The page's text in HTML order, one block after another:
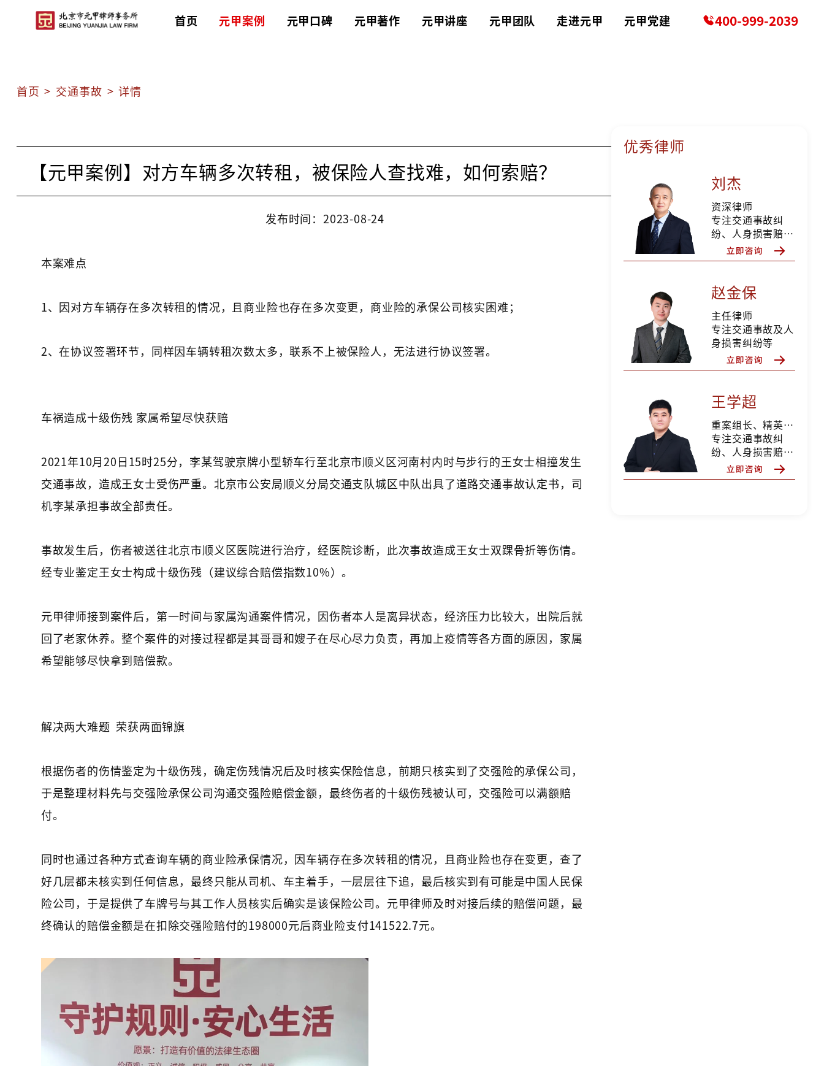
首页 元甲案例 元甲口碑 元甲著作 元甲讲座 元甲团队 走进元甲 元甲党建 400-999-2039
首页 > 交通事故 > 详情
【元甲案例】对方车辆多次转租，被保险人查找难，如何索赔？
发布时间：2023-08-24
本案难点
1、因对方车辆存在多次转租的情况，且商业险也存在多次变更，商业险的承保公司核实困难；
2、在协议签署环节，同样因车辆转租次数太多，联系不上被保险人，无法进行协议签署。
车祸造成十级伤残 家属希望尽快获赔
2021年10月20日15时25分，李某驾驶京牌小型轿车行至北京市顺义区河南村内时与步行的王女士相撞发生
交通事故，造成王女士受伤严重。北京市公安局顺义分局交通支队城区中队出具了道路交通事故认定书，司
机李某承担事故全部责任。
事故发生后，伤者被送往北京市顺义区医院进行治疗，经医院诊断，此次事故造成王女士双踝骨折等伤情。
经专业鉴定王女士构成十级伤残（建议综合赔偿指数10%）。
元甲律师接到案件后，第一时间与家属沟通案件情况，因伤者本人是离异状态，经济压力比较大，出院后就
回了老家休养。整个案件的对接过程都是其哥哥和嫂子在尽心尽力负责，再加上疫情等各方面的原因，家属
希望能够尽快拿到赔偿款。
解决两大难题 荣获两面锦旗
根据伤者的伤情鉴定为十级伤残，确定伤残情况后及时核实保险信息，前期只核实到了交强险的承保公司，
于是整理材料先与交强险承保公司沟通交强险赔偿金额，最终伤者的十级伤残被认可，交强险可以满额赔
付。
同时也通过各种方式查询车辆的商业险承保情况，因车辆存在多次转租的情况，且商业险也存在变更，查了
好几层都未核实到任何信息，最终只能从司机、车主着手，一层层往下追，最后核实到有可能是中国人民保
险公司，于是提供了车牌号与其工作人员核实后确实是该保险公司。元甲律师及时对接后续的赔偿问题，最
终确认的赔偿金额是在扣除交强险赔付的198000元后商业险支付141522.7元。
优秀律师
刘杰
资深律师
专注交通事故纠
纷、人身损害赔偿
赵金保
主任律师
专注交通事故及人
身损害纠纷等
王学超
重案组长、精英律师
专注交通事故纠
纷、人身损害赔
偿、合同纠纷、婚
姻家事等